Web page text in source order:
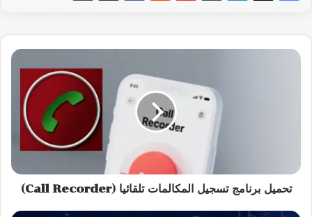
تحميل
تحميل برنامج تسجيل المكالمات تلقائيا (Call Recorder)